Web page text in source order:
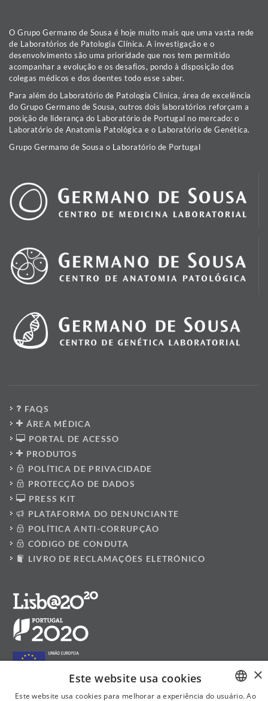
O Grupo Germano de Sousa é hoje muito mais que uma vasta rede
de Laboratórios de Patologia Clínica. A investigação e o
desenvolvimento são uma prioridade que nos tem permitido
acompanhar a evolução e os desafios, pondo à disposição dos
colegas médicos e dos doentes todo esse saber.
Para além do Laboratório de Patologia Clínica, área de excelência
do Grupo Germano de Sousa, outros dois laboratórios reforçam a
posição de liderança do Laboratório de Portugal no mercado: o
Laboratório de Anatomia Patológica e o Laboratório de Genética.
Grupo Germano de Sousa o Laboratório de Portugal
FAQS
ÁREA MÉDICA
PORTAL DE ACESSO
PRODUTOS
POLÍTICA DE PRIVACIDADE
PROTECÇÃO DE DADOS
PRESS KIT
PLATAFORMA DO DENUNCIANTE
POLÍTICA ANTI-CORRUPÇÃO
CÓDIGO DE CONDUTA
LIVRO DE RECLAMAÇÕES ELETRÓNICO
×
Este website usa cookies
Este website usa cookies para melhorar a experiência do usuário. Ao